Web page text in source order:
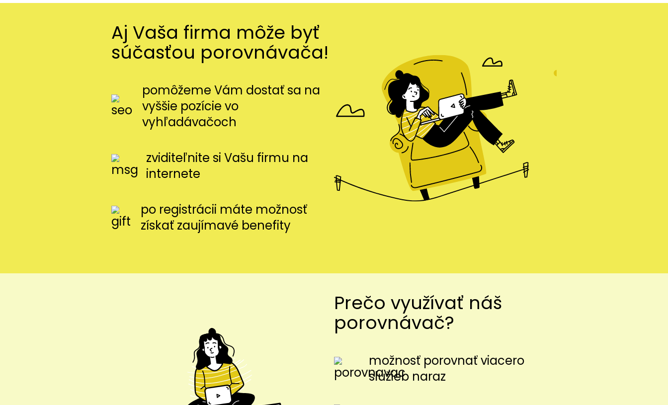
Aj Vaša firma môže byť
súčasťou porovnávača!
pomôžeme Vám dostať sa na
vyššie pozície vo
vyhľadávačoch
zviditeľnite si Vašu firmu na
internete
po registrácii máte možnosť
získať zaujímavé benefity
Prečo využívať náš
porovnávač?
možnosť porovnať viacero
služieb naraz